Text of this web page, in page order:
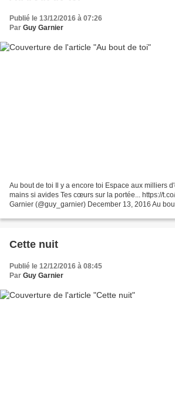
Publié le 13/12/2016 à 07:26
Par Guy Garnier
Au bout de toi Il y a encore toi Espace aux milliers
mains si avides Tes cœurs sur la portée... https://
Garnier (@guy_garnier) December 13, 2016 Au
Cette nuit
Publié le 12/12/2016 à 08:45
Par Guy Garnier